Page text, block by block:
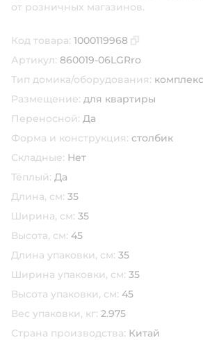
от розничных магазинов.
Код товара: 1000119968
Артикул: 860019-06LGRro
Тип домика/оборудования: комплекс
Размещение: для квартиры
Переносной: Да
Форма и конструкция: столбик
Складные: Нет
Тёплый: Да
Длина, см: 35
Ширина, см: 35
Высота, см: 45
Длина упаковки, см: 35
Ширина упаковки, см: 35
Высота упаковки, см: 45
Вес упаковки, кг: 2.975
Страна производства: Китай